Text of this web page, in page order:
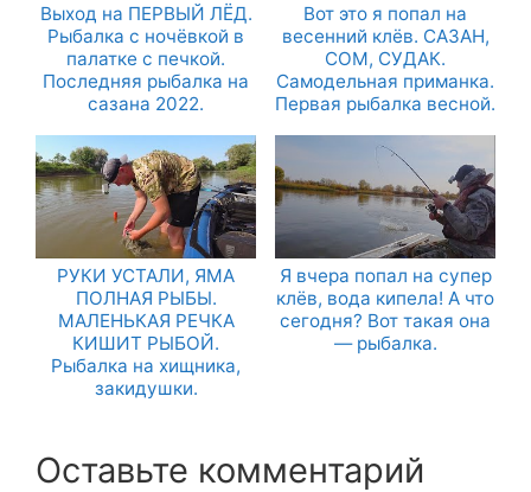
Выход на ПЕРВЫЙ ЛЁД.
Рыбалка с ночёвкой в
палатке с печкой.
Последняя рыбалка на
сазана 2022.
Вот это я попал на
весенний клёв. САЗАН,
СОМ, СУДАК.
Самодельная приманка.
Первая рыбалка весной.
РУКИ УСТАЛИ, ЯМА
ПОЛНАЯ РЫБЫ.
МАЛЕНЬКАЯ РЕЧКА
КИШИТ РЫБОЙ.
Рыбалка на хищника,
закидушки.
Я вчера попал на супер
клёв, вода кипела! А что
сегодня? Вот такая она
— рыбалка.
Оставьте комментарий